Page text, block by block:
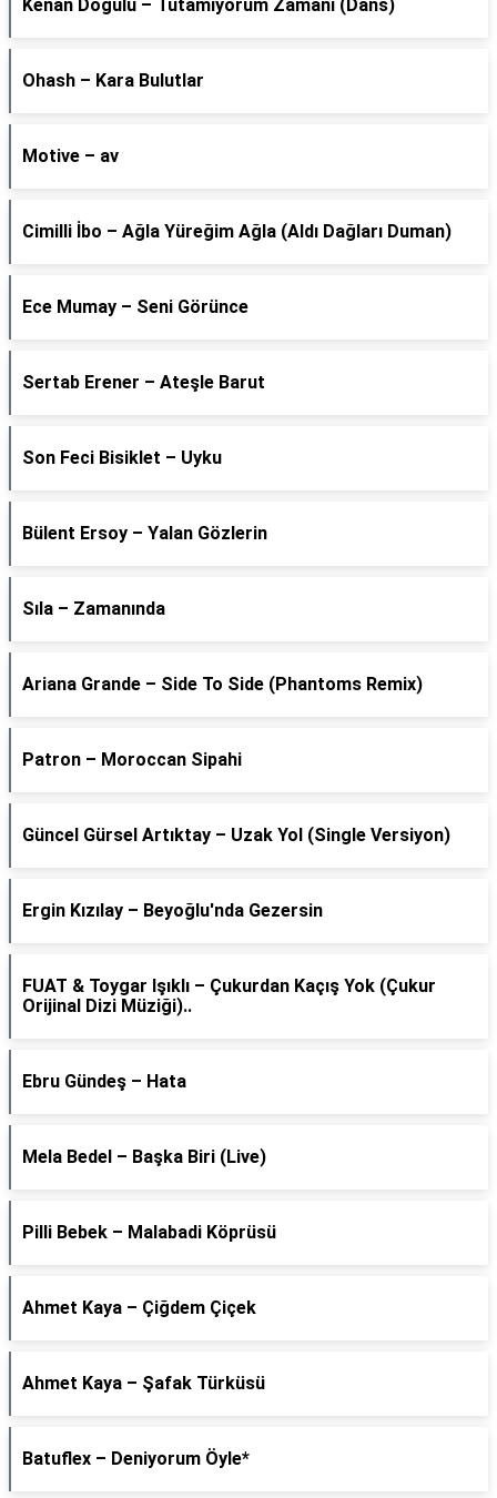
Kenan Doğulu – Tutamıyorum Zamanı (Dans)
Ohash – Kara Bulutlar
Motive – av
Cimilli İbo – Ağla Yüreğim Ağla (Aldı Dağları Duman)
Ece Mumay – Seni Görünce
Sertab Erener – Ateşle Barut
Son Feci Bisiklet – Uyku
Bülent Ersoy – Yalan Gözlerin
Sıla – Zamanında
Ariana Grande – Side To Side (Phantoms Remix)
Patron – Moroccan Sipahi
Güncel Gürsel Artıktay – Uzak Yol (Single Versiyon)
Ergin Kızılay – Beyoğlu'nda Gezersin
FUAT & Toygar Işıklı – Çukurdan Kaçış Yok (Çukur
Orijinal Dizi Müziği)..
Ebru Gündeş – Hata
Mela Bedel – Başka Biri (Live)
Pilli Bebek – Malabadi Köprüsü
Ahmet Kaya – Çiğdem Çiçek
Ahmet Kaya – Şafak Türküsü
Batuflex – Deniyorum Öyle*